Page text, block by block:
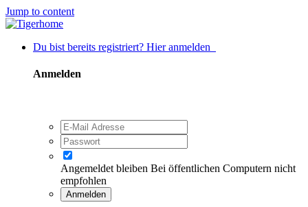
Jump to content
Du bist bereits registriert? Hier anmelden
Anmelden
Angemeldet bleiben Bei öffentlichen Computern nicht
empfohlen
Anmelden